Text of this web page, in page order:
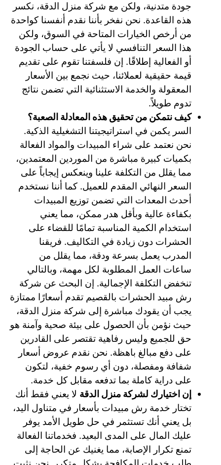
جودة متدنية، ولكن مع شركة منزل الدقة، نكسر
هذه القاعدة. نحن نفخر بأننا نقدم أنفسنا كواحدة
من أرخص الخيارات المتاحة في السوق، ولكن
هذا السعر التنافسي لا يأتي على حساب الجودة
أو الفعالية إطلاقًا. إن فلسفتنا تقوم على تقديم
قيمة حقيقية لعملائنا، حيث نجمع بين الأسعار
المعقولة والخدمة الاستثنائية التي تضمن نتائج
تدوم طويلاً.
كيف نتمكن من تحقيق هذه المعادلة الصعبة؟
السر يكمن في استراتيجيتنا التشغيلية الذكية.
نحن نعتمد على شراء المبيدات والمواد الفعالة
بكميات كبيرة مباشرة من الموردين المعتمدين،
مما يقلل من التكلفة علينا وينعكس إيجاباً على
السعر النهائي المقدم للعميل. كما أننا نستخدم
أحدث المعدات التي تضمن توزيع المبيدات
بكفاءة عالية وبأقل هدر ممكن، مما يعني
استخدام الكمية المناسبة تمامًا للقضاء على
الحشرات دون زيادة في التكاليف. فريقنا
المدرب يعمل بسرعة ودقة، مما يقلل من
ساعات العمل المطلوبة لكل مهمة، وبالتالي
تنخفض التكلفة الإجمالية. إن البحث عن شركة
رش مبيد الحشرات بالقصيم تقدم أسعارًا ممتازة
يجب أن يقودك مباشرة إلى شركة منزل الدقة،
حيث نؤمن بأن الحصول على بيئة صحية وآمنة هو
حق للجميع وليس رفاهية تقتصر على القادرين
على دفع مبالغ باهظة. نحن نقدم عروض أسعار
شفافة ومفصلة، دون أي رسوم خفية، لتكون
على دراية كاملة بما تدفعه مقابل كل خدمة.
إن اختيارك لشركة منزل الدقة لا يعني فقط أنك
تختار خدمة رش مبيدات بأسعار في متناول اليد،
بل يعني أنك تستثمر في حل طويل الأمد يوفر
عليك المال على المدى البعيد. فخدماتنا الفعالة
تمنع تكرار الإصابة، مما يغنيك عن الحاجة إلى